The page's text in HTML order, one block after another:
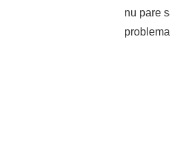
nu pare